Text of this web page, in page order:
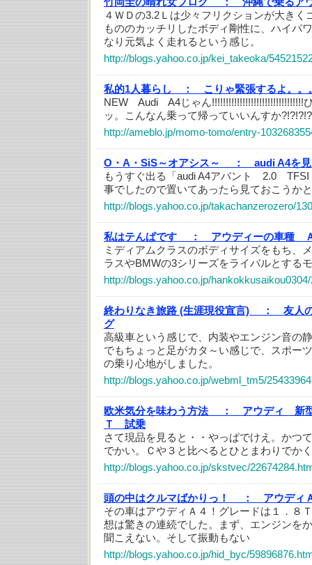
４ＷＤの3.2Ｌは少々フリクションが大きく
もののカッチリしたボディ剛性に、ハイパ
なり元気よく走れるという感じ。
http://blogs.yahoo.co.jp/kei_takeoka/
私的1人暮らし ：
こりゃ緊張するよ。。
NEW Audi A4じゃん!!!!!!!!!!!!!!!!!!!!!!!!!!!!!!!!!
ッ。こんなん乗って帰っていいんすか
http://ameblo.jp/momo-tomo/entry-
O・A・SiS～オアシス～ ：
audi A4を
もうすぐ出る「audi A4アバント 2.0
事でしたので置いてあったら見ておこうか
http://blogs.yahoo.co.jp/takachanzerozero/
私はテんぱです ：
アウディーの車種
ミディアムクラスのボディサイズをもち、
ラスやBMWの3シリーズをライバルとする
http://blogs.yahoo.co.jp/
終わりなき旅路 (生涯現役宣言) ：
友人
グ
高級車という感じで、内装やエンジン音の
でもちょっと足がカタ～い感じで、スポー
の乗り心地がしました。
http://blogs.yahoo.co.jp/webml_tm5/
欧米気分を味わう方法 ：
アウディ
Ｔ 試乗
さて現品を見ると・・やっぱでけえ。かつ
でかい。Ｃや３と比べるとひとまわりでか
http://blogs.yahoo.co.jp/skstvec/
頭の中はクルマばかりっ！ ：
アウディ
その車はアウディＡ４！グレードは１．８
想は驚きの連続でした。まず、エンジンを
聞こえない。そして振動もない
http://blogs.yahoo.co.jp/hid_byc/